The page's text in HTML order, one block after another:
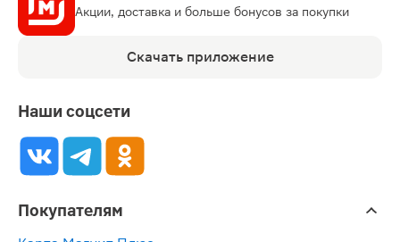
Акции, доставка и больше бонусов за покупки
Скачать приложение
Наши соцсети
Покупателям